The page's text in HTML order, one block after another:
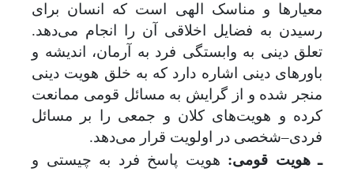
معیارها و مناسک الهی است که انسان برای
رسیدن به فضایل اخلاقی آن را انجام می‌دهد.
تعلق دینی به وابستگی فرد به آرمان، اندیشه و
باورهای دینی اشاره دارد که به خلق هویت دینی
منجر شده و از گرایش به مسائل قومی ممانعت
کرده و هویتهای کلان و جمعی را بر مسائل
فردی‌–‌شخصی در اولویت قرار می‌دهد.
ـ هویت قومی: هویت پاسخ فرد به چیستی و